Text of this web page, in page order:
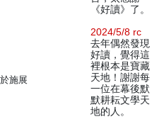
施展
《好讀》了。
2024/5/8 rc
去年偶然發現
好讀，覺得這
裡根本是寶藏
天地！謝謝每
一位在幕後默
默耕耘文學天
地的人。